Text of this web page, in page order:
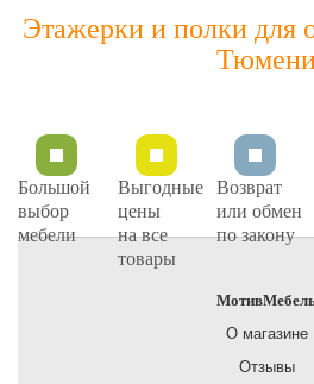
Этажерки и полки для
Большой
выбор
мебели
Выгодные
цены
на все
товары
Возврат
или обмен
по закону
О магазине
Отзывы